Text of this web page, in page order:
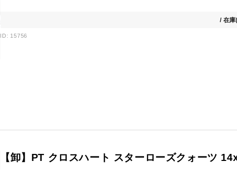
/ 在庫
ID: 15756
【卸】PT クロスハート スターローズクォーツ